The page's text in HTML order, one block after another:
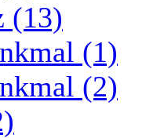
(13)
(1)
(2)